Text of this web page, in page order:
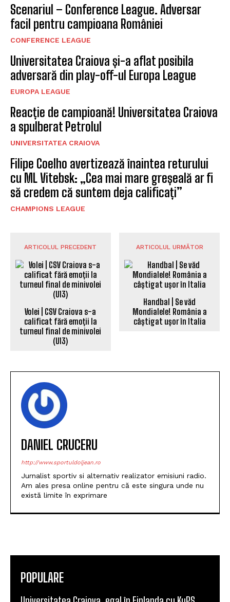
Scenariul – Conference League. Adversar
facil pentru campioana României
CONFERENCE LEAGUE
Universitatea Craiova și-a aflat posibila
adversară din play-off-ul Europa League
EUROPA LEAGUE
Reacție de campioană! Universitatea Craiova
a spulberat Petrolul
UNIVERSITATEA CRAIOVA
Filipe Coelho avertizează înaintea returului
cu ML Vitebsk: „Cea mai mare greșeală ar fi
să credem că suntem deja calificați”
CHAMPIONS LEAGUE
ARTICOLUL PRECEDENT
Volei | CSV Craiova s-a
calificat fără emoții la
turneul final de minivolei
(U13)
ARTICOLUL URMĂTOR
Handbal | Se văd
Mondialele! România a
câștigat ușor în Italia
DANIEL CRUCERU
http://www.sportuldoljean.ro
Jurnalist sportiv si alternativ realizator emisiuni radio.
Am ales presa online pentru că este singura unde nu
există limite în exprimare
POPULARE